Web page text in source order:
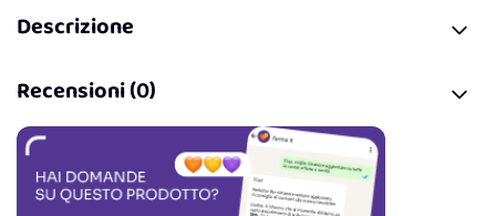
Descrizione
Recensioni (0)